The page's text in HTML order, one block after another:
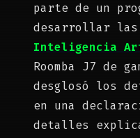
parte de un
desarrollar las
Inteligencia
Roomba J7 de
desglosó los
en una
detalles